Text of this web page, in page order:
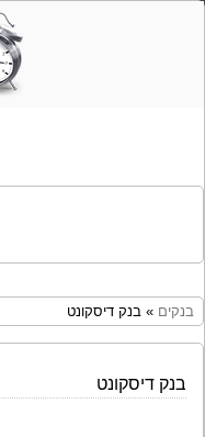
בנקים » בנק דיסקונט
בנק דיסקונט